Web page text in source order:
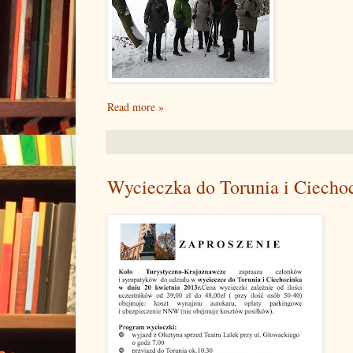
Read more »
Wycieczka do Torunia i